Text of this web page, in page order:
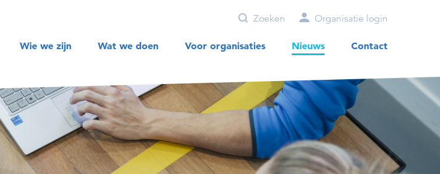
Wie we zijn Wat we doen Voor organisaties Nieuws Contact
Zoeken Organisatie login